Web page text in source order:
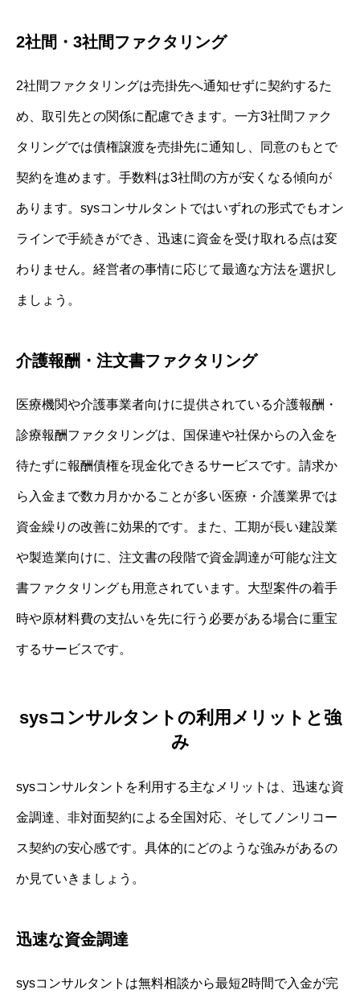
2社間・3社間ファクタリング
2社間ファクタリングは売掛先へ通知せずに契約するた
め、取引先との関係に配慮できます。一方3社間ファク
タリングでは債権譲渡を売掛先に通知し、同意のもとで
契約を進めます。手数料は3社間の方が安くなる傾向が
あります。sysコンサルタントではいずれの形式でもオン
ラインで手続きができ、迅速に資金を受け取れる点は変
わりません。経営者の事情に応じて最適な方法を選択し
ましょう。
介護報酬・注文書ファクタリング
医療機関や介護事業者向けに提供されている介護報酬・
診療報酬ファクタリングは、国保連や社保からの入金を
待たずに報酬債権を現金化できるサービスです。請求か
ら入金まで数カ月かかることが多い医療・介護業界では
資金繰りの改善に効果的です。また、工期が長い建設業
や製造業向けに、注文書の段階で資金調達が可能な注文
書ファクタリングも用意されています。大型案件の着手
時や原材料費の支払いを先に行う必要がある場合に重宝
するサービスです。
sysコンサルタントの利用メリットと強
み
sysコンサルタントを利用する主なメリットは、迅速な資
金調達、非対面契約による全国対応、そしてノンリコー
ス契約の安心感です。具体的にどのような強みがあるの
か見ていきましょう。
迅速な資金調達
sysコンサルタントは無料相談から最短2時間で入金が完